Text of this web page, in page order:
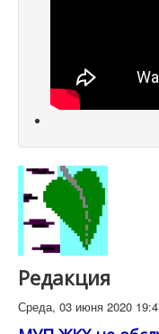
Редакция
Среда, 03 июня 2020